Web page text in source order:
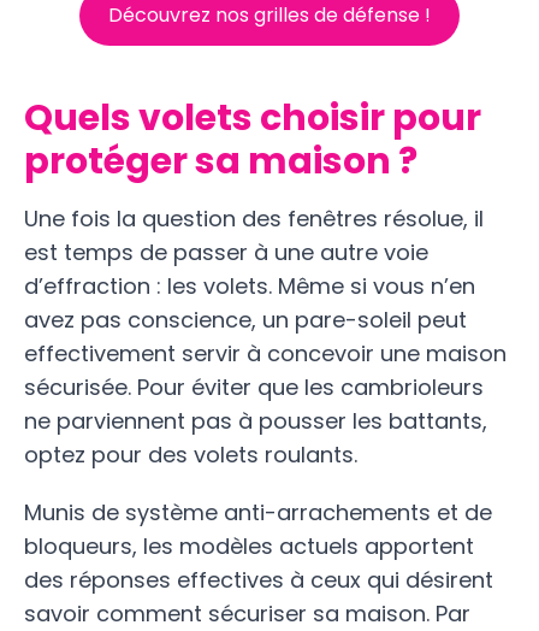
Découvrez nos grilles de défense !
Quels volets choisir pour
protéger sa maison ?
Une fois la question des fenêtres résolue, il
est temps de passer à une autre voie
d’effraction : les volets. Même si vous n’en
avez pas conscience, un pare-soleil peut
effectivement servir à concevoir une maison
sécurisée. Pour éviter que les cambrioleurs
ne parviennent pas à pousser les battants,
optez pour des volets roulants.
Munis de système anti-arrachements et de
bloqueurs, les modèles actuels apportent
des réponses effectives à ceux qui désirent
savoir comment sécuriser sa maison. Par